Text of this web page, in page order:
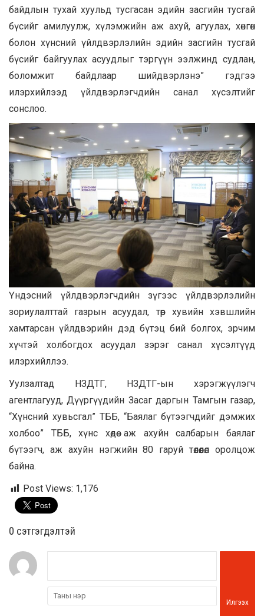
байдлын тухай хуульд тусгасан эдийн засгийн тусгай
бүсийг амилуулж, хүлэмжийн аж ахуй, агуулах, хөнгөн
болон хүнсний үйлдвэрлэлийн эдийн засгийн тусгай
бүсийг байгуулах асуудлыг тэргүүн ээлжинд судлан,
боломжит байдлаар шийдвэрлэнэ” гэдгээ
илэрхийлээд үйлдвэрлэгчдийн санал хүсэлтийг
сонслоо.
Үндэсний үйлдвэрлэгчдийн зүгээс үйлдвэрлэлийн
зориулалттай газрын асуудал, төр хувийн хэвшлийн
хамтарсан үйлдвэрийн дэд бүтэц бий болгох, эрчим
хүчтэй холбогдох асуудал зэрэг санал хүсэлтүүд
илэрхийллээ.
Уулзалтад НЗДТГ, НЗДТГ-ын хэрэгжүүлэгч
агентлагууд, Дүүргүүдийн Засаг даргын Тамгын газар,
“Хүнсний хувьсгал” ТББ, “Баялаг бүтээгчдийг дэмжих
холбоо” ТББ, хүнс хөдөө аж ахуйн салбарын баялаг
бүтээгч, аж ахуйн нэгжийн 80 гаруй төлөөлөл оролцож
байна.
Post Views: 1,176
0 cэтгэгдэлтэй
Илгээх